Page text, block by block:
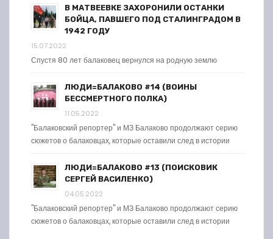
В МАТВЕЕВКЕ ЗАХОРОНИЛИ ОСТАНКИ
БОЙЦА, ПАВШЕГО ПОД СТАЛИНГРАДОМ В
1942 ГОДУ
15.07.2022
Спустя 80 лет балаковец вернулся на родную землю
ЛЮДИ=БАЛАКОВО #14 (ВОИНЫ
БЕССМЕРТНОГО ПОЛКА)
11.05.2022
"Балаковский репортер" и МЗ Балаково продолжают серию
сюжетов о балаковцах, которые оставили след в истории
ЛЮДИ=БАЛАКОВО #13 (ПОИСКОВИК
СЕРГЕЙ ВАСИЛЕНКО)
04.05.2022
"Балаковский репортер" и МЗ Балаково продолжают серию
сюжетов о балаковцах, которые оставили след в истории